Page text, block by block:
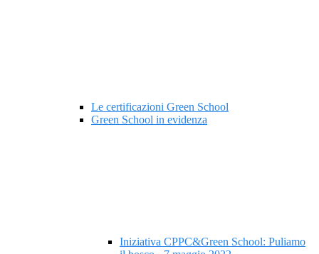
Le certificazioni Green School
Green School in evidenza
Iniziativa CPPC&Green School: Puliamo